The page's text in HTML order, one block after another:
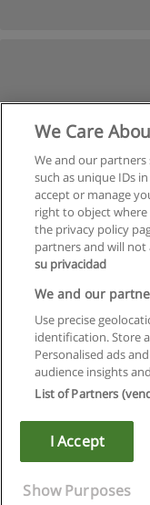
Copyright ©
We Care
We and our
such as unique IDs
accept or manage
right to object
the privacy policy
partners and will
su privacidad
We and our
Use precise
identification. Store
Personalised ads
audience insights
List of Partners
I Accept
Show Purposes